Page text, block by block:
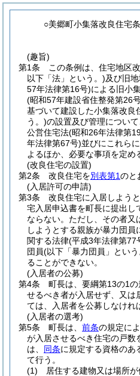
○美郷町小集落改良住宅
(趣旨)
第1条
この条例は、住宅地区
以下「法」という。)及び旧
57年法律第16号)による旧小
(昭和57年建設省住整発第26
基づいて建設した小集落改良
う。)の設置及び管理につい
公営住宅法(昭和26年法律第
年法律第67号)並びにこれら
よるほか、必要な事項を定め
(改良住宅の設置)
第2条
改良住宅を別表第1のと
(入居許可の申請)
第3条
改良住宅に入居しよう
宅入居申込書を町長に提出し
ならない。 ただし、その者又
しようとする親族が暴力団
関する法律(平成3年法律第77
団員(以下「暴力団員」とい
ることができない。
(入居者の公募)
第4条
町長は、要綱第13の1
せるべき者が入居せず、又は
ては、入居者を公募しなけれ
(入居者の選考)
第5条
町長は、 前条の規定に
が入居させるべき住宅の戸数
は、 同条に規定する資格のあ
て行う。
(1)
居住する建物又は場所